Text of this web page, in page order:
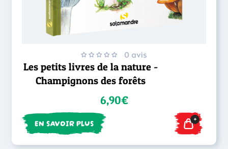
0 avis
Les petits livres de la nature -
Champignons des forêts
6,90€
EN SAVOIR PLUS +